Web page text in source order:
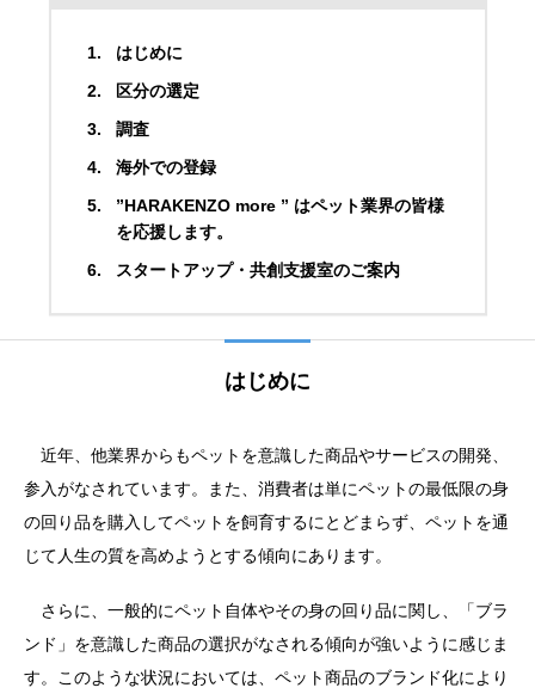
はじめに
区分の選定
調査
海外での登録
”HARAKENZO more ” はペット業界の皆様
を応援します。
スタートアップ・共創支援室のご案内
はじめに
近年、他業界からもペットを意識した商品やサービスの開発、
参入がなされています。また、消費者は単にペットの最低限の身
の回り品を購入してペットを飼育するにとどまらず、ペットを通
じて人生の質を高めようとする傾向にあります。
さらに、一般的にペット自体やその身の回り品に関し、「ブラ
ンド」を意識した商品の選択がなされる傾向が強いように感じま
す。このような状況においては、ペット商品のブランド化により